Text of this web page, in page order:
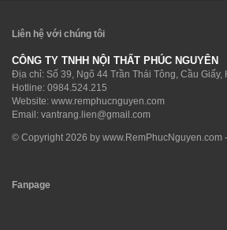
Liên hệ với chúng tôi
CÔNG TY TNHH NỘI THẤT PHÚC NGUYÊN
Địa chỉ: Số 39, Ngõ 44 Trần Thái Tông, Cầu Giấy,
Hotline: 0984.524.215
Website: www.remphucnguyen.com
Email: vantrang.lien@gmail.com
© Copyright 2026 by www.RemPhucNguyen.com
Fanpage